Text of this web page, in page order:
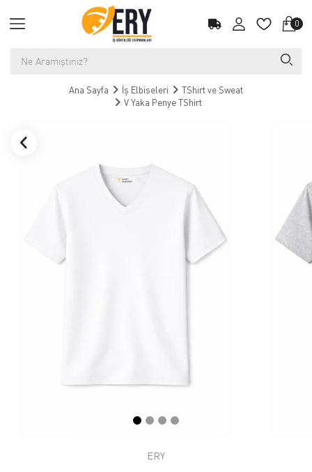
0
Ana Sayfa İş Elbiseleri
TShirt ve Sweat
V Yaka Penye TShirt
ERY